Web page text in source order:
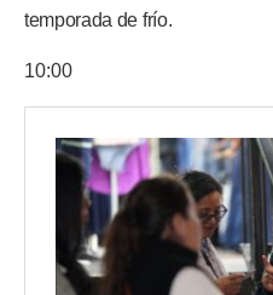
temporada de frío.
10:00